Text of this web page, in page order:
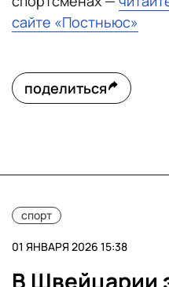
сайте «Постньюс»
поделиться
спорт
01 ЯНВАРЯ 2026 15:38
В Швейцарии